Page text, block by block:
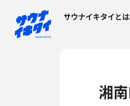
サウナイキタイと
湘